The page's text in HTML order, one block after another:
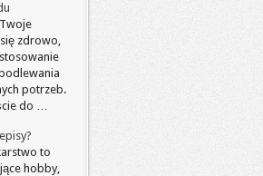
zdrowo,
potrzeb.
do …
to
hobby,